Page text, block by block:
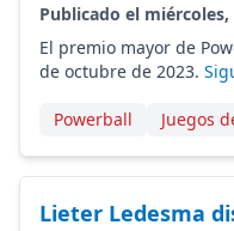
Publicado el miércoles,
El premio mayor de
de octubre de 2023.
Powerball Juegos
Lieter Ledesma